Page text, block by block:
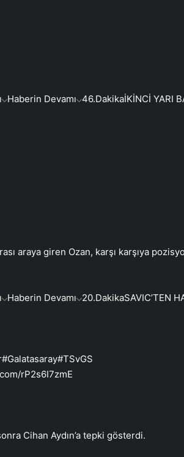
Haberin Devamı 46.DakikaİKİNCİ YARI
araya giren Ozan, karşı karşıya
Haberin Devamı 20.DakikaSAVIC’TEN
rP2s6I7zmE
Cihan Aydın’a tepki gösterdi.